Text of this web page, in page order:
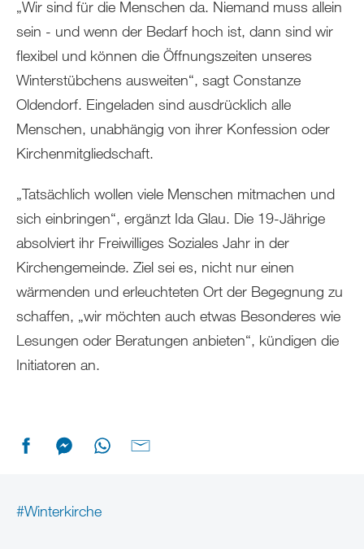
„Wir sind für die Menschen da. Niemand muss allein
sein - und wenn der Bedarf hoch ist, dann sind wir
flexibel und können die Öffnungszeiten unseres
Winterstübchens ausweiten“, sagt Constanze
Oldendorf. Eingeladen sind ausdrücklich alle
Menschen, unabhängig von ihrer Konfession oder
Kirchenmitgliedschaft.
„Tatsächlich wollen viele Menschen mitmachen und
sich einbringen“, ergänzt Ida Glau. Die 19-Jährige
absolviert ihr Freiwilliges Soziales Jahr in der
Kirchengemeinde. Ziel sei es, nicht nur einen
wärmenden und erleuchteten Ort der Begegnung zu
schaffen, „wir möchten auch etwas Besonderes wie
Lesungen oder Beratungen anbieten“, kündigen die
Initiatoren an.
#Winterkirche